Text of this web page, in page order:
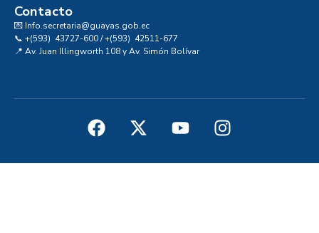
Contacto
💌 Info.secretaria@guayas.gob.ec
📞 +(593) 43727-600 / +(593) 42511-677
📍 Av. Juan Illingworth 108 y Av. Simón Bolívar